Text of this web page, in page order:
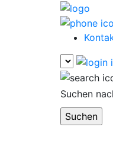
Suchen